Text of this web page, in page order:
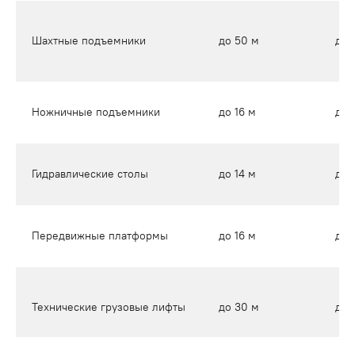
Шахтные подъемники до 50 м до
Ножничные подъемники до 16 м до
Гидравлические столы до 14 м до
Передвижные платформы до 16 м до
Технические грузовые лифты до 30 м до